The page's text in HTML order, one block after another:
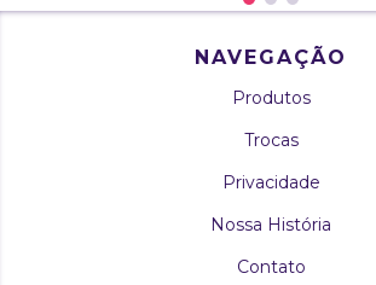
NAVEGAÇÃO
Produtos
Trocas
Privacidade
Nossa História
Contato